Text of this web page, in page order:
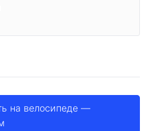
на велосипеде —